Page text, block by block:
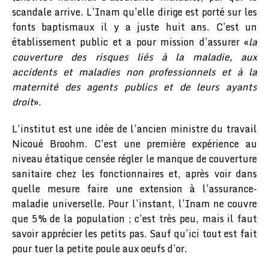
scandale arrive. L’Inam qu’elle dirige est porté sur les
fonts baptismaux il y a juste huit ans. C’est un
établissement public et a pour mission d’assurer «la
couverture des risques liés à la maladie, aux
accidents et maladies non professionnels et à la
maternité des agents publics et de leurs ayants
droit».
L’institut est une idée de l’ancien ministre du travail
Nicoué Broohm. C’est une première expérience au
niveau étatique censée régler le manque de couverture
sanitaire chez les fonctionnaires et, après voir dans
quelle mesure faire une extension à l’assurance-
maladie universelle. Pour l’instant, l’Inam ne couvre
que 5% de la population ; c’est très peu, mais il faut
savoir apprécier les petits pas. Sauf qu’ici tout est fait
pour tuer la petite poule aux oeufs d’or.